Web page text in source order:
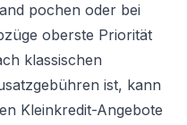
pochen oder bei
oberste Priorität
klassischen
ist, kann
Kleinkredit-Angebote